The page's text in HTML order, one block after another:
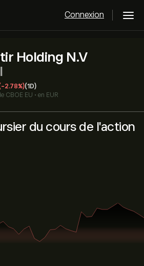
Connexion
Holding N.V
2.78%)(1D)
CBOE EU • en EUR
du cours de l'action